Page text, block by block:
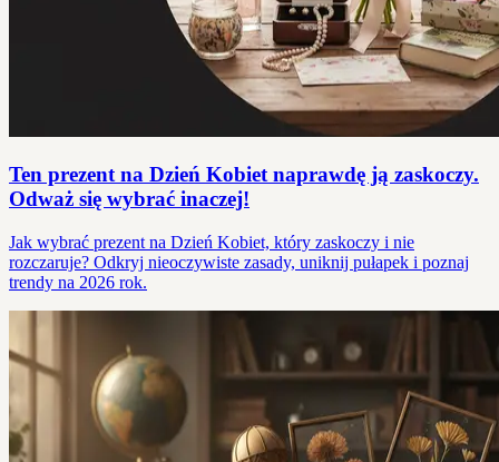
Ten prezent na Dzień Kobiet naprawdę ją zaskoczy.
Odważ się wybrać inaczej!
Jak wybrać prezent na Dzień Kobiet, który zaskoczy i nie
rozczaruje? Odkryj nieoczywiste zasady, uniknij pułapek i poznaj
trendy na 2026 rok.